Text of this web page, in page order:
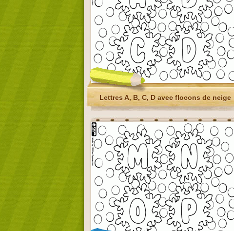
Lettres A, B, C, D avec flocons de neige